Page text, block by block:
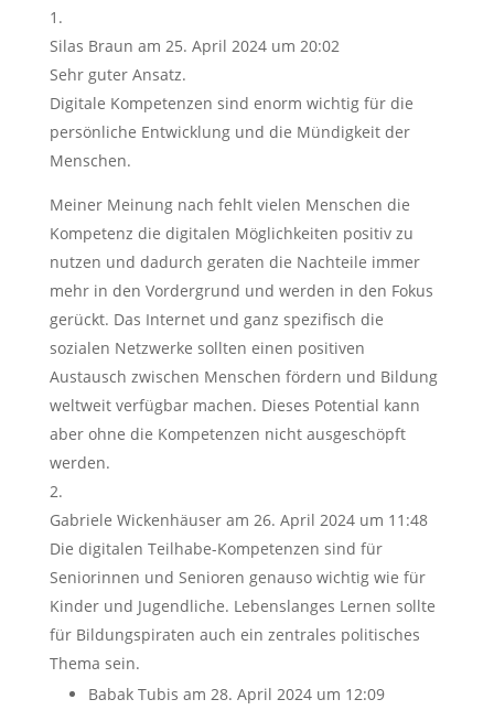
Silas Braun am 25. April 2024 um 20:02
Sehr guter Ansatz.
Digitale Kompetenzen sind enorm wichtig für die
persönliche Entwicklung und die Mündigkeit der
Menschen.
Meiner Meinung nach fehlt vielen Menschen die
Kompetenz die digitalen Möglichkeiten positiv zu
nutzen und dadurch geraten die Nachteile immer
mehr in den Vordergrund und werden in den Fokus
gerückt. Das Internet und ganz spezifisch die
sozialen Netzwerke sollten einen positiven
Austausch zwischen Menschen fördern und Bildung
weltweit verfügbar machen. Dieses Potential kann
aber ohne die Kompetenzen nicht ausgeschöpft
werden.
Gabriele Wickenhäuser am 26. April 2024 um 11:48
Die digitalen Teilhabe-Kompetenzen sind für
Seniorinnen und Senioren genauso wichtig wie für
Kinder und Jugendliche. Lebenslanges Lernen sollte
für Bildungspiraten auch ein zentrales politisches
Thema sein.
Babak Tubis am 28. April 2024 um 12:09